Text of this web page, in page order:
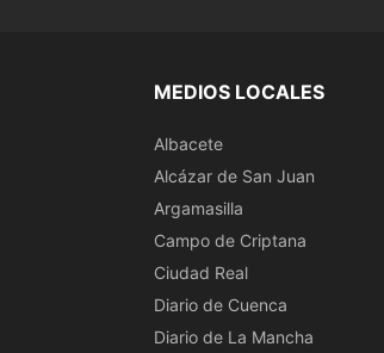
MEDIOS LOCALES
Albacete
Alcázar de San Juan
Argamasilla
Campo de Criptana
Ciudad Real
Diario de Cuenca
Diario de La Mancha